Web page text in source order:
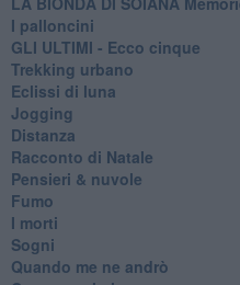
I palloncini
GLI ULTIMI - Ecco cinque
Trekking urbano
Eclissi di luna
Jogging
Distanza
Racconto di Natale
Pensieri & nuvole
Fumo
I morti
Sogni
Quando me ne andrò